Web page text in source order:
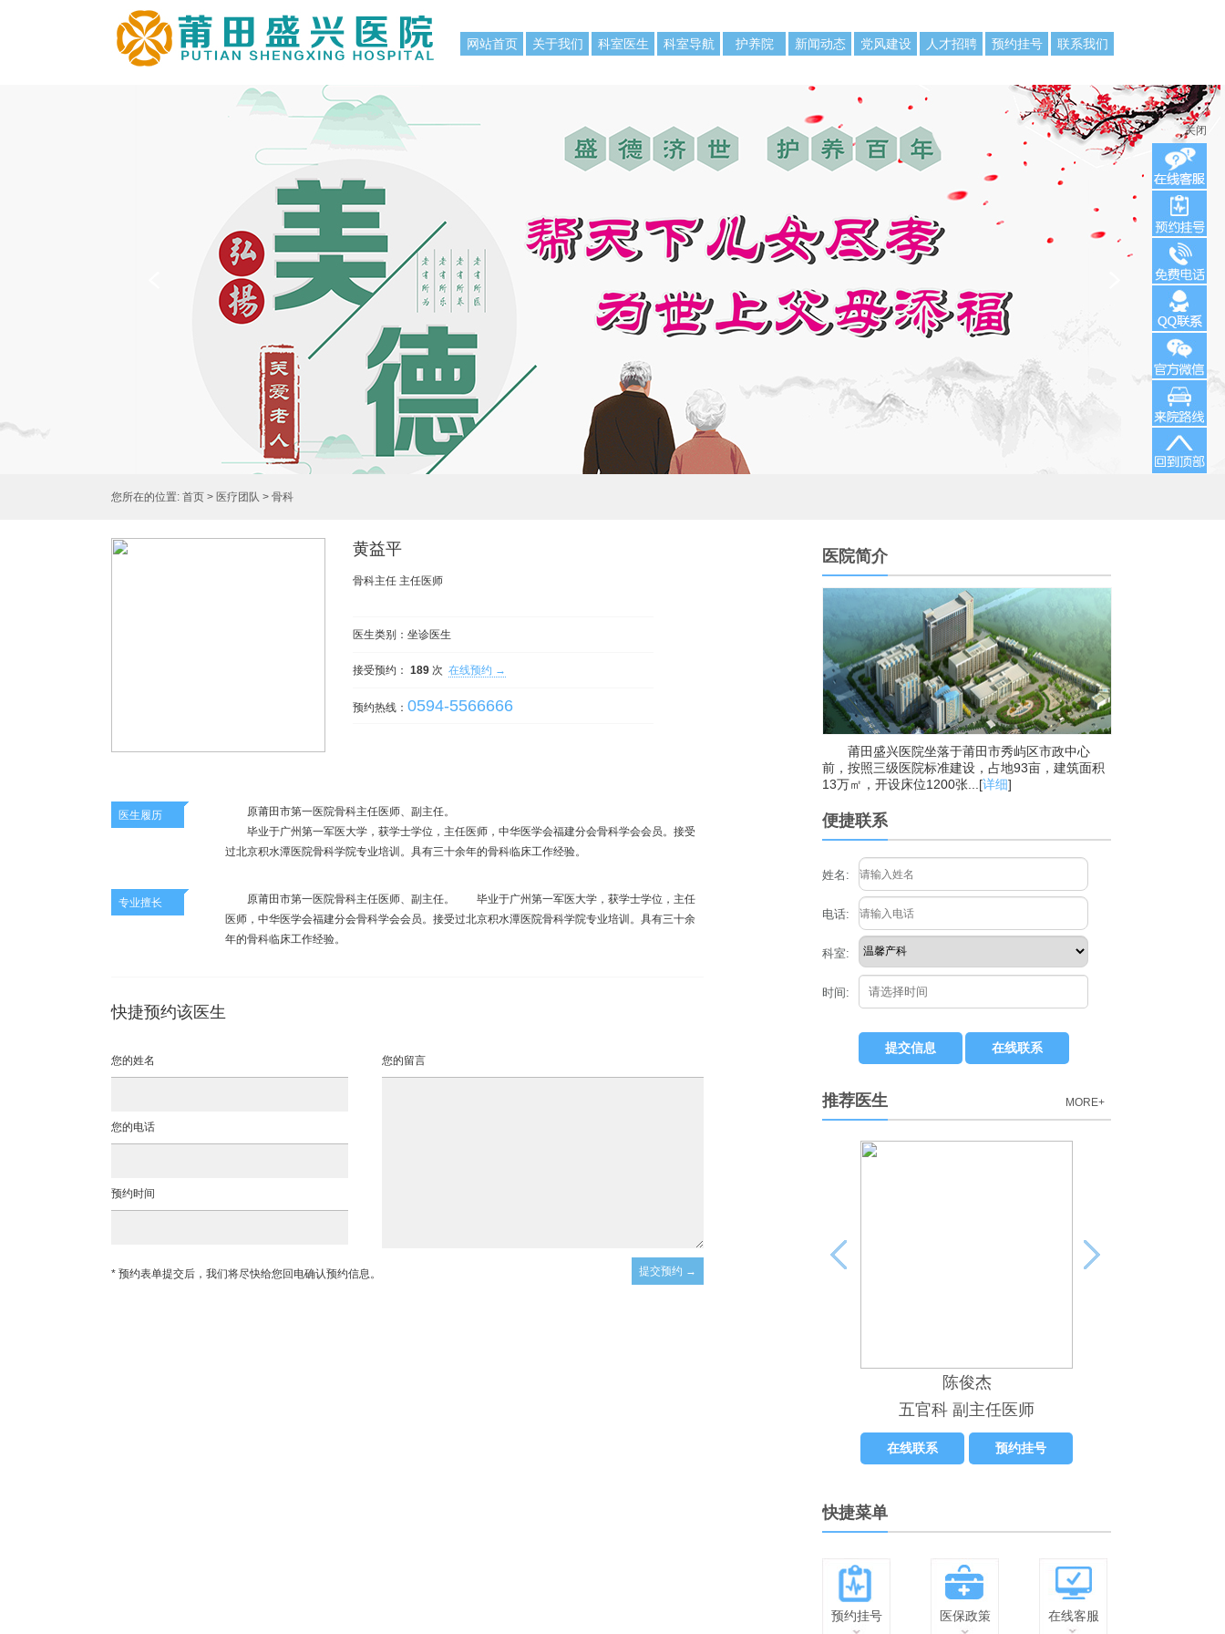
关闭
网站首页 关于我们 科室医生 科室导航 护养院 新闻动态 党风建设 人才招聘 预约挂号 联系我们
您所在的位置: 首页 > 医疗团队 > 骨科
黄益平
骨科主任 主任医师
医生类别：坐诊医生
接受预约： 189 次 在线预约 →
预约热线： 0594-5566666
医生履历
原莆田市第一医院骨科主任医师、副主任。
毕业于广州第一军医大学，获学士学位，主任医师，中华医学会福建分会骨科学会会员。接受
过北京积水潭医院骨科学院专业培训。具有三十余年的骨科临床工作经验。
专业擅长
原莆田市第一医院骨科主任医师、副主任。 毕业于广州第一军医大学，获学士学位，主任
医师，中华医学会福建分会骨科学会会员。接受过北京积水潭医院骨科学院专业培训。具有三十余
年的骨科临床工作经验。
快捷预约该医生
您的姓名
您的电话
预约时间
您的留言
* 预约表单提交后，我们将尽快给您回电确认预约信息。
医院简介
莆田盛兴医院坐落于莆田市秀屿区市政中心
前，按照三级医院标准建设，占地93亩，建筑面积
13万㎡，开设床位1200张...[详细]
便捷联系
姓名:
电话:
科室:
时间:
MORE+
推荐医生
陈俊杰
五官科 副主任医师
在线联系 预约挂号
快捷菜单
预约挂号 医保政策 在线客服